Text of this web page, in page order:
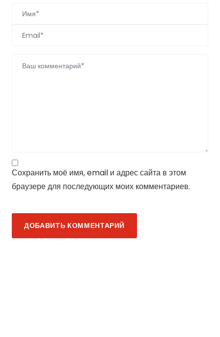
Сохранить моё имя, email и адрес сайта в этом
браузере для последующих моих комментариев.
ДОБАВИТЬ КОММЕНТАРИЙ